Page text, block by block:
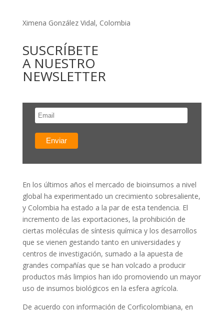
Ximena González Vidal, Colombia
SUSCRÍBETE
A NUESTRO
NEWSLETTER
En los últimos años el mercado de bioinsumos a nivel
global ha experimentado un crecimiento sobresaliente,
y Colombia ha estado a la par de esta tendencia. El
incremento de las exportaciones, la prohibición de
ciertas moléculas de síntesis química y los desarrollos
que se vienen gestando tanto en universidades y
centros de investigación, sumado a la apuesta de
grandes compañías que se han volcado a producir
productos más limpios han ido promoviendo un mayor
uso de insumos biológicos en la esfera agrícola.
De acuerdo con información de Corficolombiana, en